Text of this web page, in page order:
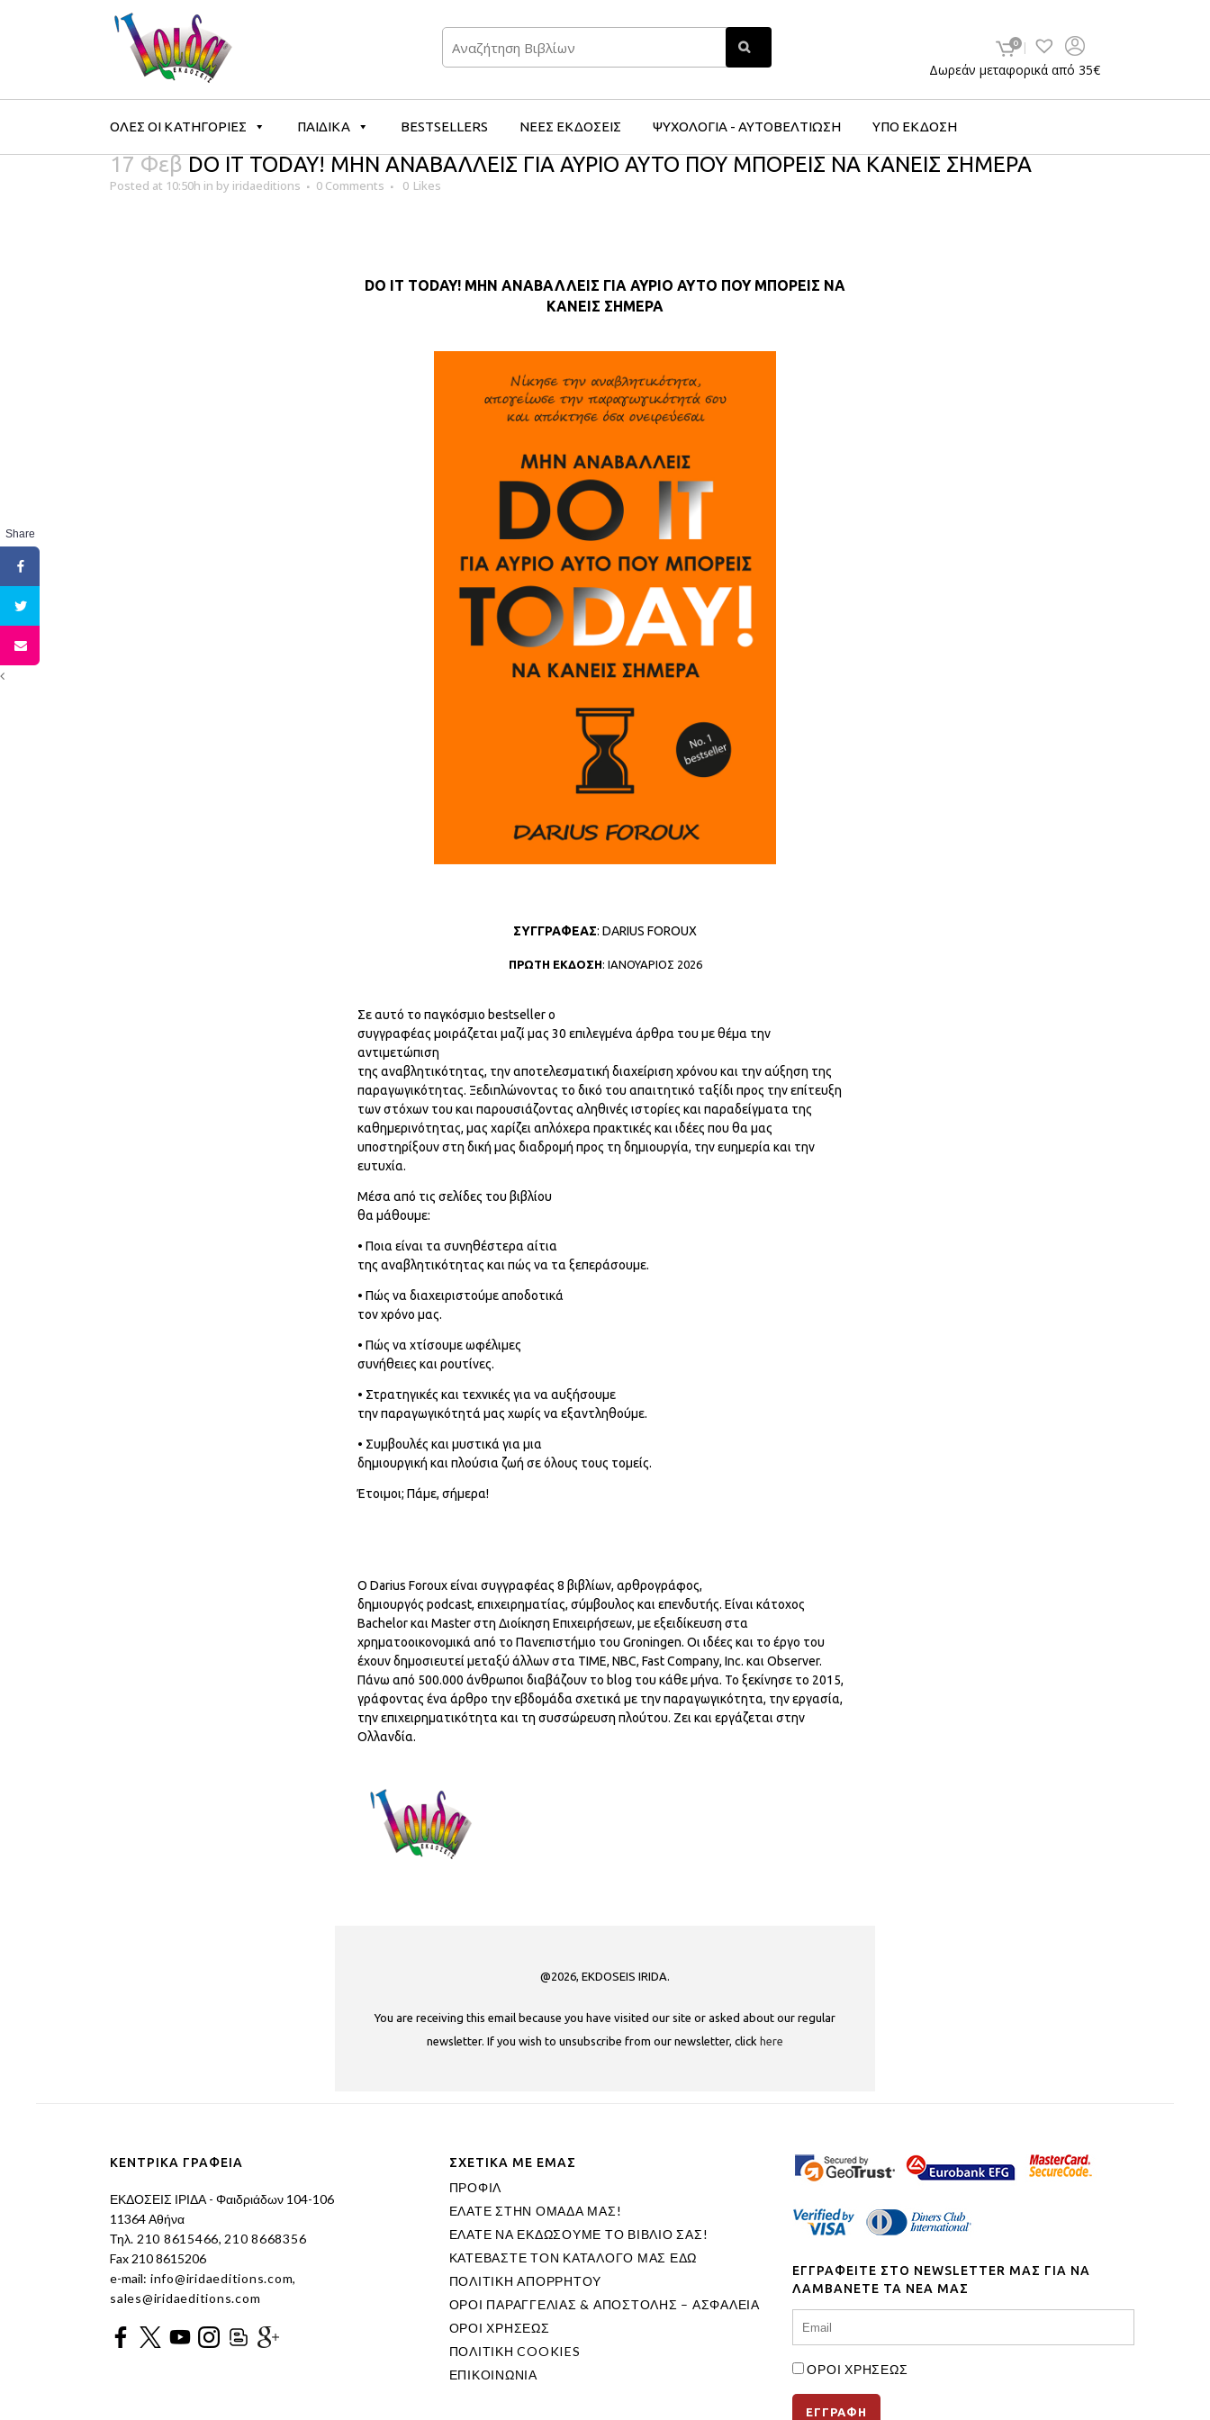
Δωρεάν μεταφορικά από 35€
0
ΟΛΕΣ ΟΙ ΚΑΤΗΓΟΡΙΕΣ ΠΑΙΔΙΚΑ BESTSELLERS ΝΕΕΣ ΕΚΔΟΣΕΙΣ ΨΥΧΟΛΟΓΙΑ - ΑΥΤΟΒΕΛΤΙΩΣΗ ΥΠΟ ΕΚΔΟΣΗ
17 Φεβ DO IT TODAY! ΜΗΝ ΑΝΑΒΑΛΛΕΙΣ ΓΙΑ ΑΥΡΙΟ ΑΥΤΟ ΠΟΥ ΜΠΟΡΕΙΣ ΝΑ ΚΑΝΕΙΣ ΣΗΜΕΡΑ
Posted at 10:50h in by iridaeditions 0 Comments 0 Likes
DO IT TODAY! ΜΗΝ ΑΝΑΒΑΛΛΕΙΣ ΓΙΑ ΑΥΡΙΟ ΑΥΤΟ ΠΟΥ ΜΠΟΡΕΙΣ ΝΑ
ΚΑΝΕΙΣ ΣΗΜΕΡΑ
ΣΥΓΓΡΑΦΕΑΣ: DARIUS FOROUX
ΠΡΩΤΗ ΕΚΔΟΣΗ: ΙΑΝΟΥΑΡΙΟΣ 2026
Σε αυτό το παγκόσμιο bestseller ο
συγγραφέας μοιράζεται μαζί μας 30 επιλεγμένα άρθρα του με θέμα την
αντιμετώπιση
της αναβλητικότητας, την αποτελεσματική διαχείριση χρόνου και την αύξηση της
παραγωγικότητας. Ξεδιπλώνοντας το δικό του απαιτητικό ταξίδι προς την επίτευξη
των στόχων του και παρουσιάζοντας αληθινές ιστορίες και παραδείγματα της
καθημερινότητας, μας χαρίζει απλόχερα πρακτικές και ιδέες που θα μας
υποστηρίξουν στη δική μας διαδρομή προς τη δημιουργία, την ευημερία και την
ευτυχία.
Μέσα από τις σελίδες του βιβλίου
θα μάθουμε:
• Ποια είναι τα συνηθέστερα αίτια
της αναβλητικότητας και πώς να τα ξεπεράσουμε.
• Πώς να διαχειριστούμε αποδοτικά
τον χρόνο μας.
• Πώς να χτίσουμε ωφέλιμες
συνήθειες και ρουτίνες.
• Στρατηγικές και τεχνικές για να αυξήσουμε
την παραγωγικότητά μας χωρίς να εξαντληθούμε.
• Συμβουλές και μυστικά για μια
δημιουργική και πλούσια ζωή σε όλους τους τομείς.
Έτοιμοι; Πάμε, σήμερα!
Ο Darius Foroux είναι συγγραφέας 8 βιβλίων, αρθρογράφος,
δημιουργός podcast, επιχειρηματίας, σύμβουλος και επενδυτής. Είναι κάτοχος
Bachelor και Master στη Διοίκηση Επιχειρήσεων, με εξειδίκευση στα
χρηματοοικονομικά από το Πανεπιστήμιο του Groningen. Οι ιδέες και το έργο του
έχουν δημοσιευτεί μεταξύ άλλων στα TIME, NBC, Fast Company, Inc. και Observer.
Πάνω από 500.000 άνθρωποι διαβάζουν το blog του κάθε μήνα. Το ξεκίνησε το 2015,
γράφοντας ένα άρθρο την εβδομάδα σχετικά με την παραγωγικότητα, την εργασία,
την επιχειρηματικότητα και τη συσσώρευση πλούτου. Ζει και εργάζεται στην
Ολλανδία.
@2026, EKDOSEIS IRIDA.
You are receiving this email because you have visited our site or asked about our regular
newsletter. If you wish to unsubscribe from our newsletter, click here
ΚΕΝΤΡΙΚΑ ΓΡΑΦΕΙΑ
ΕΚΔΟΣΕΙΣ ΙΡΙΔΑ - Φαιδριάδων 104-106
11364 Αθήνα
Τηλ. 210 8615466, 210 8668356
Fax 210 8615206
e-mail: info@iridaeditions.com,
sales@iridaeditions.com
ΣΧΕΤΙΚΑ ΜΕ ΕΜΑΣ
ΠΡΟΦΙΛ
ΕΛΑΤΕ ΣΤΗΝ ΟΜΑΔΑ ΜΑΣ!
ΕΛΑΤΕ ΝΑ ΕΚΔΩΣΟΥΜΕ ΤΟ ΒΙΒΛΙΟ ΣΑΣ!
ΚΑΤΕΒΑΣΤΕ ΤΟΝ ΚΑΤΑΛΟΓΟ ΜΑΣ ΕΔΩ
ΠΟΛΙΤΙΚΗ ΑΠΟΡΡΗΤΟΥ
ΟΡΟΙ ΠΑΡΑΓΓΕΛΙΑΣ & ΑΠΟΣΤΟΛΗΣ – ΑΣΦΑΛΕΙΑ
ΟΡΟΙ ΧΡΗΣΕΩΣ
ΠΟΛΙΤΙΚΗ COOKIES
ΕΠΙΚΟΙΝΩΝΙΑ
ΕΓΓΡΑΦΕΙΤΕ ΣΤΟ NEWSLETTER ΜΑΣ ΓΙΑ ΝΑ
ΛΑΜΒΑΝΕΤΕ ΤΑ ΝΕΑ ΜΑΣ
ΟΡΟΙ ΧΡΗΣΕΩΣ
Share